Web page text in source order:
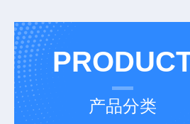
产品分类